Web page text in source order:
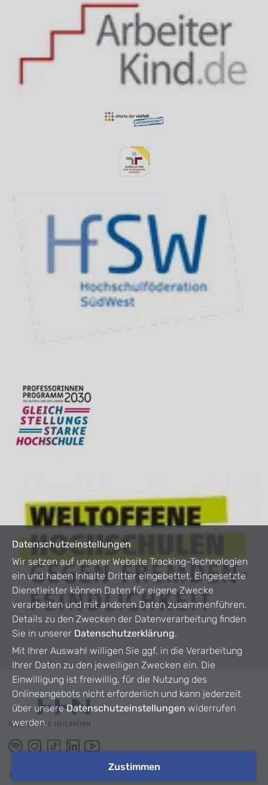
©
Datenschutzeinstellungen
Wir setzen auf unserer Website Tracking-Technologien
ein und haben Inhalte Dritter eingebettet. Eingesetzte
Dienstleister können Daten für eigene Zwecke
verarbeiten und mit anderen Daten zusammenführen.
Details zu den Zwecken der Datenverarbeitung finden
Sie in unserer Datenschutzerklärung.
Mit Ihrer Auswahl willigen Sie ggf. in die Verarbeitung
Ihrer Daten zu den jeweiligen Zwecken ein. Die
Einwilligung ist freiwillig, für die Nutzung des
Onlineangebots nicht erforderlich und kann jederzeit
über unsereDatenschutzeinstellungen widerrufen
werden.
Zustimmen